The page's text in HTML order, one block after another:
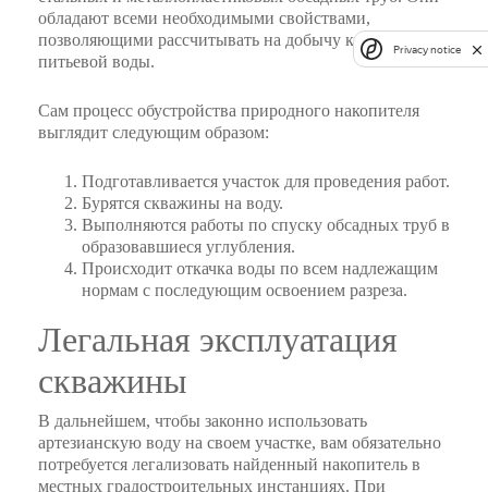
обладают всеми необходимыми свойствами,
позволяющими рассчитывать на добычу качественной
питьевой воды.
Сам процесс обустройства природного накопителя
выглядит следующим образом:
Подготавливается участок для проведения работ.
Бурятся скважины на воду.
Выполняются работы по спуску обсадных труб в
образовавшиеся углубления.
Происходит откачка воды по всем надлежащим
нормам с последующим освоением разреза.
Легальная эксплуатация
скважины
В дальнейшем, чтобы законно использовать
артезианскую воду на своем участке, вам обязательно
потребуется легализовать найденный накопитель в
местных градостроительных инстанциях. При
Privacy notice